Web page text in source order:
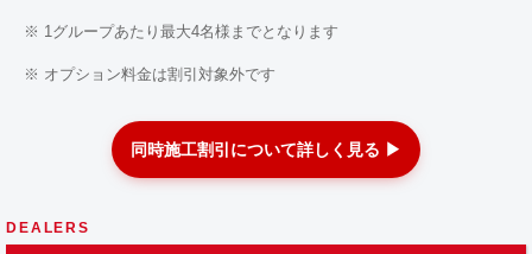
※ 1グループあたり最大4名様までとなります
※ オプション料金は割引対象外です
同時施工割引について詳しく見る ▶
DEALERS